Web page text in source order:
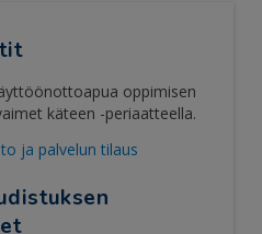
oppimisen
käteen -periaatteella.
ja palvelun tilaus